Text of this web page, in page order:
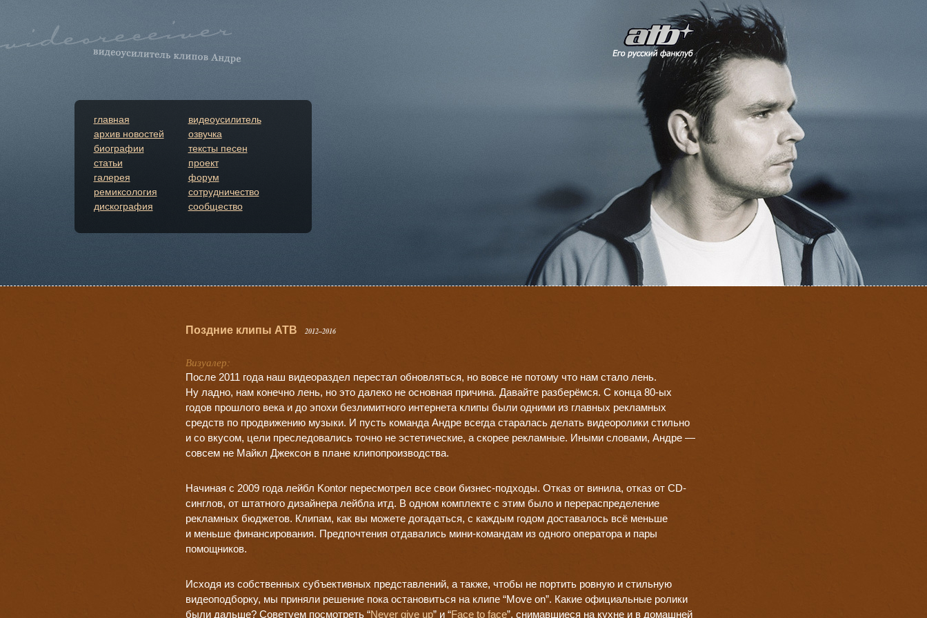
главная
архив новостей
биографии
статьи
галерея
ремиксология
дискография
видеоусилитель
озвучка
тексты песен
проект
форум
сотрудничество
сообщество
Поздние клипы ATB 2012–2016
Визуалер:
После 2011 года наш видеораздел перестал обновляться, но вовсе не потому что нам стало лень.
Ну ладно, нам конечно лень, но это далеко не основная причина. Давайте разберёмся. С конца 80-ых
годов прошлого века и до эпохи безлимитного интернета клипы были одними из главных рекламных
средств по продвижению музыки. И пусть команда Андре всегда старалась делать видеоролики стильно
и со вкусом, цели преследовались точно не эстетические, а скорее рекламные. Иными словами, Андре —
совсем не Майкл Джексон в плане клипопроизводства.
Начиная с 2009 года лейбл Kontor пересмотрел все свои бизнес-подходы. Отказ от винила, отказ от CD-
синглов, от штатного дизайнера лейбла итд. В одном комплекте с этим было и перераспределение
рекламных бюджетов. Клипам, как вы можете догадаться, с каждым годом доставалось всё меньше
и меньше финансирования. Предпочтения отдавались мини-командам из одного оператора и пары
помощников.
Исходя из собственных субъективных представлений, а также, чтобы не портить ровную и стильную
видеоподборку, мы приняли решение пока остановиться на клипе “Move on”. Какие официальные ролики
были дальше? Советуем посмотреть “Never give up” и “Face to face”, снимавшиеся на кухне и в домашней